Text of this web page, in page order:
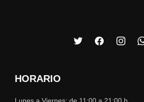
HORARIO
Lunes a Viernes: de 11:00 a 21:00 h.